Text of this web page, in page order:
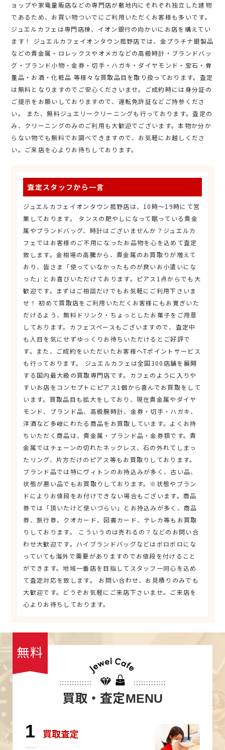
ョップや家電量販店などの専門店が敷地内にそれぞれ独立した建物
であるため、お買い物ついでにご利用いただくお客様も多いです。
ジュエルカフェは専門店棟、イオン銀行の向かいにお店を構えてい
ます！ ジュエルカフェイオンタウン菰野店では、金プラチナ銀製品
などの貴金属・ロレックスやオメガなどの高級時計・ブランドバッ
グ・ブランド小物・金券・切手・ハガキ・ダイヤモンド・宝石・骨
董品・お酒・化粧品 等様々な買取品目を取り扱っております。査定
は無料となりますのでご安心くださいませ。ご成約時には身分証の
ご提示をお願いしておりますので、運転免許証などご持参くださ
い。 また、無料ジュエリークリーニングも行っております。査定の
み、クリーニングのみのご利用も大歓迎でございます。本物か分か
らない物でも無料でお調べできますので、お気軽にお越しくださ
い。ご来店を心よりお待ちしております。
査定スタッフから一言
ジュエルカフェイオンタウン菰野店は、10時～19時にて営
業しております。 タンスの肥やしになって眠っている貴金
属やブランドバッグ、時計はございませんか？ジュエルカ
フェではお客様のご不用になったお品物を心を込めて査定
致します。金相場の高騰から、貴金属のお買取りが増えて
おり、皆さま「使っていなかったものが良いお小遣いにな
った」とお喜びいただけております。ピアス1点からでも大
歓迎です。まずはご相談だけでもお気軽にご利用下さいま
せ！ 初めて買取店をご利用いただくお客様にもお寛ぎいた
だけるよう、無料ドリンク・ちょっとしたお菓子をご用意
しております。カフェスペースもございますので、査定中
も人目を気にせずゆっくりお待ちいただけるとご好評で
す。また、ご成約をいただいたお客様へTポイントサービス
も行っております。 ジュエルカフェは全国300店舗を展開
する国内最大級の買取専門店です。カフェのように入りや
すいお店をコンセプトにピアス1個から喜んでお買取をして
います。買取品目も拡大をしており、現在貴金属やダイヤ
モンド、ブランド品、高級腕時計、金券・切手・ハガキ、
洋酒など多岐にわたる商品をお買取しています。よくお持
ちいただく商品は、貴金属・ブランド品・金券類です。貴
金属ではチェーンの切れたネックレス、石の外れてしまっ
たリング、片方だけのピアス等もお買取りしております。
ブランド品では特にヴィトンのお持込みが多く、古い品、
状態が悪い品でもお買取りしております。※状態やブラン
ドによりお値段をお付けできない場合もございます。商品
券では「頂いたけど使いづらい」とお持込みが多く、商品
券、旅行券、クオカード、図書カード、テレカ等もお買取
りしております。 こういうのは売れるの？などのお問い合
わせ大歓迎です。ハイブランドバッグなどはボロボロにな
っていても海外で需要がありますのでお値段を付けること
ができます。地域一番店を目指してスタッフ一同心を込め
て査定対応を致します。 お問い合わせ、お見積りのみでも
大歓迎です。どうぞお気軽にご来店下さいませ。ご来店を
心よりお待ちしております。
無料
買取・査定MENU
1 買取査定